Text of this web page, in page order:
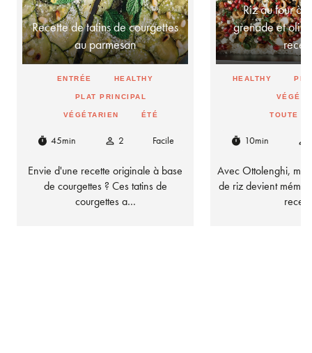
Recette de tatins de courgettes
au parmesan
ENTRÉE HEALTHY
PLAT PRINCIPAL
VÉGÉTARIEN ÉTÉ
timer 45min person_outline 2 Facile
Envie d'une recette originale à base
de courgettes ? Ces tatins de
courgettes a…
Riz au four à
grenade et
HEALTHY
TOUTE
timer 10min person_outline
Avec Ottolenghi,
de riz devient